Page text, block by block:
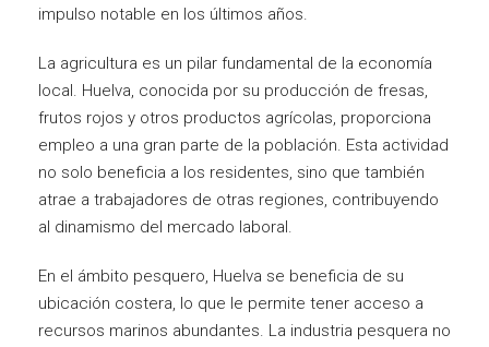
impulso notable en los últimos años.
La agricultura es un pilar fundamental de la economía
local. Huelva, conocida por su producción de fresas,
frutos rojos y otros productos agrícolas, proporciona
empleo a una gran parte de la población. Esta actividad
no solo beneficia a los residentes, sino que también
atrae a trabajadores de otras regiones, contribuyendo
al dinamismo del mercado laboral.
En el ámbito pesquero, Huelva se beneficia de su
ubicación costera, lo que le permite tener acceso a
recursos marinos abundantes. La industria pesquera no